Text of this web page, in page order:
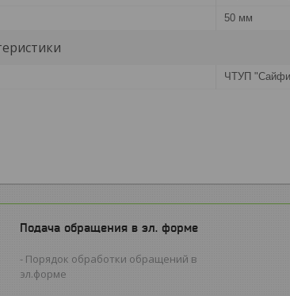
50 мм
ЧТУП "Сайфи
Подача обращения в эл. форме
Порядок обработки обращений в
эл.форме